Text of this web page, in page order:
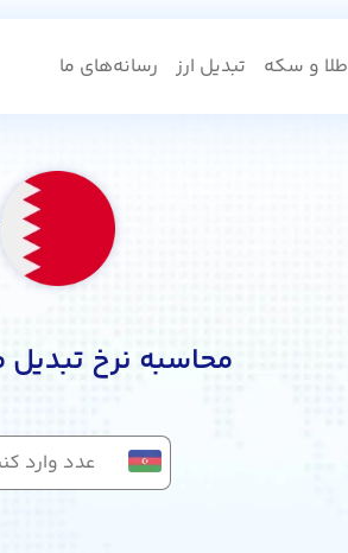
طلا و سکه تبدیل ارز رسانه‌های ما
محاسبه نرخ تبدیل